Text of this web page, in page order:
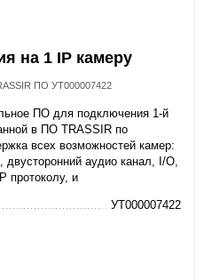
на 1 IP камеру
ПО УТ000007422
ПО для подключения 1-й
в ПО TRASSIR по
всех возможностей камер:
двусторонний аудио канал, I/O,
протоколу, и
УТ000007422